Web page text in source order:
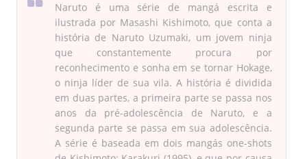
Naruto é uma série de mangá escrita e
ilustrada por Masashi Kishimoto, que conta a
história de Naruto Uzumaki, um jovem ninja
que constantemente procura por
reconhecimento e sonha em se tornar Hokage,
o ninja líder de sua vila. A história é dividida
em duas partes, a primeira parte se passa nos
anos da pré-adolescência de Naruto, e a
segunda parte se passa em sua adolescência.
A série é baseada em dois mangás one-shots